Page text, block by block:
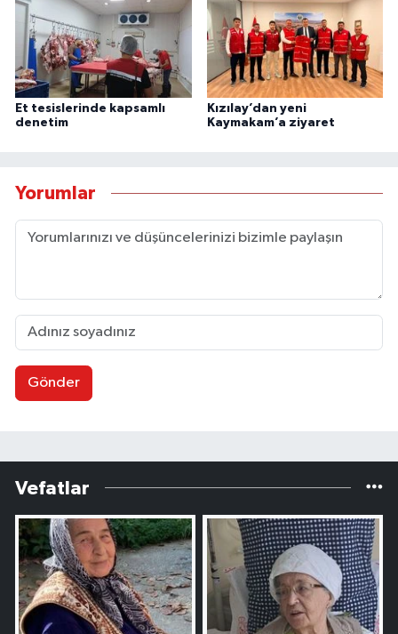
Et tesislerinde kapsamlı
denetim
Kızılay’dan yeni
Kaymakam’a ziyaret
Yorumlar
Gönder
Vefatlar